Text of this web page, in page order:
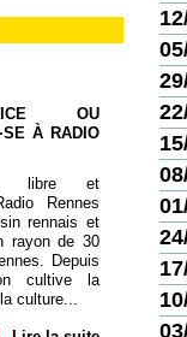
OU
À RADIO
libre et
Rennes
rennais et
rayon de 30
Depuis
cultive la
culture...